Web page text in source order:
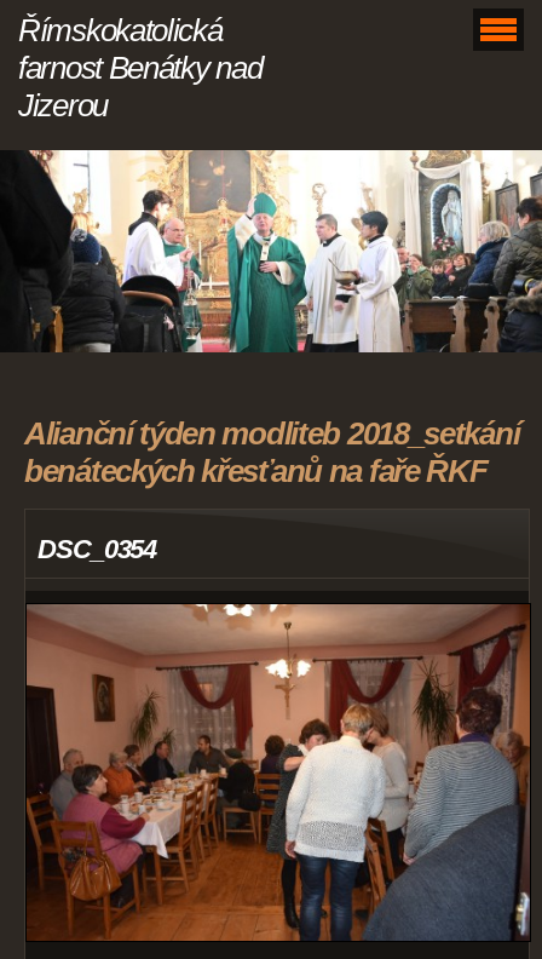
Římskokatolická
farnost Benátky nad
Jizerou
Alianční týden modliteb 2018_setkání
benáteckých křesťanů na faře ŘKF
DSC_0354